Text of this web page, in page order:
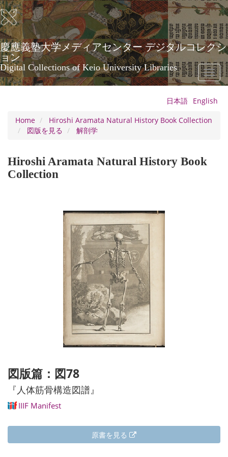
Skip
to
main
content
慶應義塾大学メディアセンター デジタルコレクシ
ョン
Digital Collections of Keio University Libraries
Toggle
日本語 English
Home
Hiroshi Aramata Natural History Book Collection
図版を見る
解剖学
Hiroshi Aramata Natural History Book
Collection
図版篇：図78
『人体筋骨構造図譜』
IIIF Manifest
原書を見る